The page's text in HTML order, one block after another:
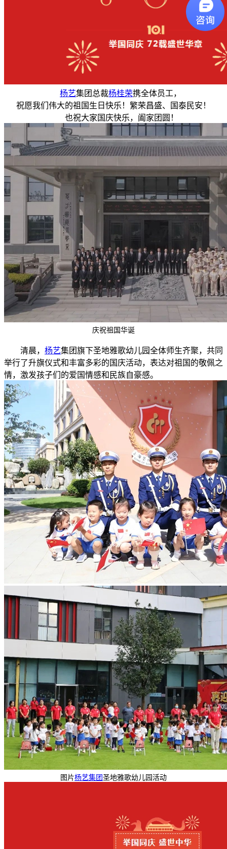
杨艺集团总裁杨桂荣携全体员工，
祝愿我们伟大的祖国生日快乐！繁荣昌盛、国泰民安！
也祝大家国庆快乐，阖家团圆！
庆祝祖国华诞
清晨， 杨艺集团旗下圣地雅歌幼儿园全体师生齐聚，共同
举行了升旗仪式和丰富多彩的国庆活动，表达对祖国的敬佩之
情，激发孩子们的爱国情感和民族自豪感。
图片杨艺集团圣地雅歌幼儿园活动